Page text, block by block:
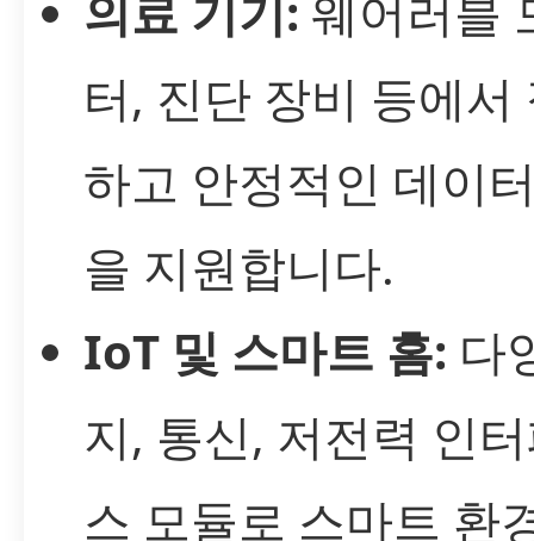
터, 진단 장비 등에서
하고 안정적인 데이
을 지원합니다.
IoT 및 스마트 홈: 다
지, 통신, 저전력 인
스 모듈로 스마트 환